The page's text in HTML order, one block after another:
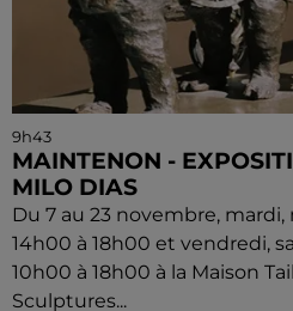
9h43
MAINTENON -
MILO DIAS
Du 7 au 23 novembre,
14h00 à 18h00 et vendredi,
10h00 à 18h00 à la Maison
Sculptures...